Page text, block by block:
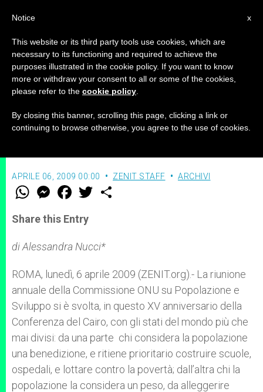
C'è chi all'ONU considera la
fertilità fattore di povertà
APRILE 06, 2009 00:00 ZENIT STAFF ARCHIVI
W
t
s
p
p
M
e
s
e
g
e
F
a
e
b
o
k
w
r
Share this Entry
di Alessandra Nucci*
ROMA, lunedì, 6 aprile 2009 (ZENIT.org).- La riunione
annuale della Commissione ONU su Popolazione e
Sviluppo si è svolta, in questo XV anniversario della
Conferenza del Cairo, con gli stati del mondo più che
mai divisi: da una parte chi considera la popolazione
una benedizione, e ritiene prioritario costruire scuole,
ospedali, e lottare contro la povertà; dall’altra chi la
popolazione la considera un peso, da alleggerire
x
Notice
This website or its third party tools use cookies, which are
necessary to its functioning and required to achieve the
purposes illustrated in the cookie policy. If you want to know
more or withdraw your consent to all or some of the cookies,
please refer to the cookie policy
By closing this banner, scrolling this page, clicking a link or
continuing to browse otherwise, you agree to the use of cookies.